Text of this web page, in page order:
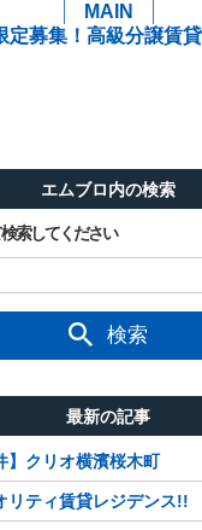
MAIN
定募集！高級分譲賃貸
エムブロ内の検索
索してください
検索
最新の記事
】クリオ横濱桜木町
リティ賃貸レジデンス!!